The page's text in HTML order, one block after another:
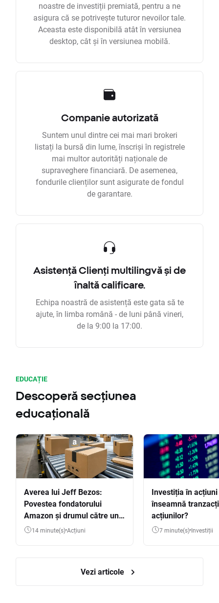
noastre de investiții premiată, pentru a ne
asigura că se potrivește tuturor nevoilor tale.
Aceasta este disponibilă atât în versiunea
desktop, cât și în versiunea mobilă.
Companie autorizată
Suntem unul dintre cei mai mari brokeri
listați la bursă din lume, înscriși în registrele
mai multor autorități naționale de
supraveghere financiară. De asemenea,
fondurile clienților sunt asigurate de fondul
de garantare.
Asistență Clienți multilingvă și de
înaltă calificare.
Echipa noastră de asistență este gata să te
ajute, în limba română - de luni până vineri,
de la 9:00 la 17:00.
EDUCAȚIE
Descoperă secțiunea
educațională
Averea lui Jeff Bezos:
Povestea fondatorului
Amazon și drumul către una
dintre cele mai mari averi
14 minute(s) Acțiuni
Investiția în
înseamnă
acțiunilor?
7 minute(s) Investiții
Vezi articole